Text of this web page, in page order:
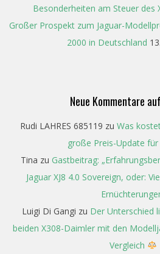
Besonderheiten am Steuer des
Großer Prospekt zum Jaguar-
2000 in Deutschland
Neue Kommentare
Rudi LAHRES 685119 zu Was
große Preis-Update
Tina zu Gastbeitrag:
Jaguar XJ8 4.0 Sovereign, oder:
Luigi Di Gangi zu Der Unterschied
beiden X308-Daimler mit den
Vergleich